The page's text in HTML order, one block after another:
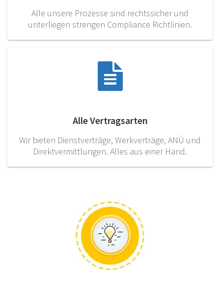
Alle unsere Prozesse sind rechtssicher und
unterliegen strengen Compliance Richtlinien.
Alle Vertragsarten
Wir bieten Dienstverträge, Werkverträge, ANÜ und
Direktvermittlungen. Alles aus einer Hand.